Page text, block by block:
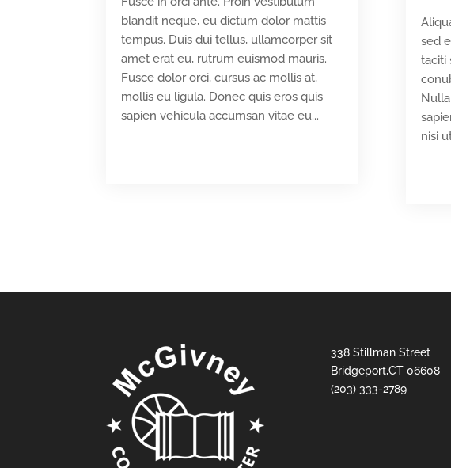
blandit neque, eu dictum dolor mattis
tempus. Duis dui tellus, ullamcorper sit
amet erat eu, rutrum euismod mauris.
Fusce dolor orci, cursus ac mollis at,
mollis eu ligula. Donec quis eros quis
sapien vehicula accumsan vitae eu...
sed
taciti
nisi
338 Stillman Street
Bridgeport,CT 06608
(203) 333-2789